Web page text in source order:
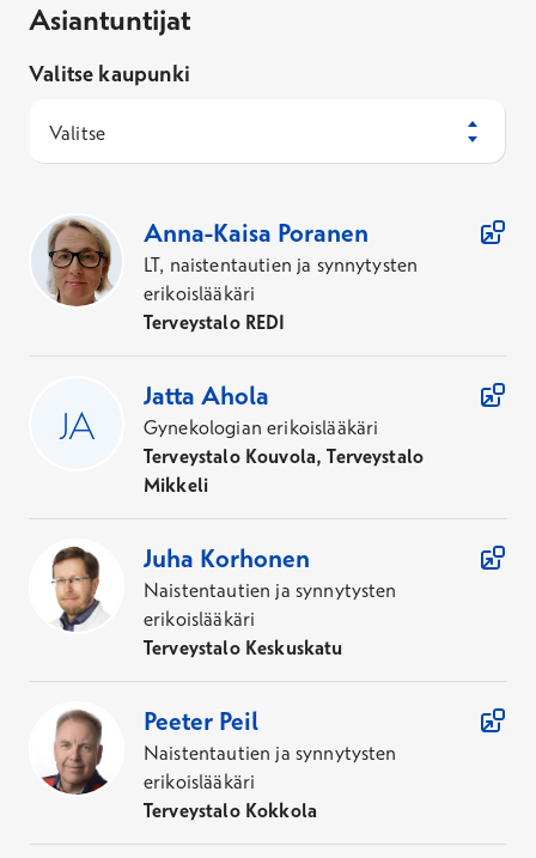
Asiantuntijat
Valitse kaupunki
Valitse
Anna-Kaisa Poranen
LT, naistentautien ja synnytysten
erikoislääkäri
Terveystalo REDI
Jatta Ahola
Gynekologian erikoislääkäri
Terveystalo Kouvola, Terveystalo
Mikkeli
Juha Korhonen
Naistentautien ja synnytysten
erikoislääkäri
Terveystalo Keskuskatu
Peeter Peil
Naistentautien ja synnytysten
erikoislääkäri
Terveystalo Kokkola